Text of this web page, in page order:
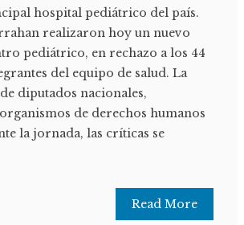
hospital pediátrico del país.
realizaron hoy un nuevo
pediátrico, en rechazo a los 44
del equipo de salud. La
diputados nacionales,
de derechos humanos
la jornada, las críticas se
Read More